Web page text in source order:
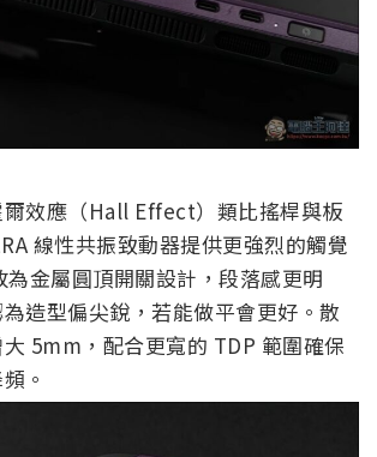
效應（Hall Effect）類比搖桿與板
線性共振致動器提供更強烈的觸覺
金屬圓頂開關設計，段落感更明
造型偏尖銳，若能做平會更好。散
5mm，配合更寬的 TDP 範圍確保
。